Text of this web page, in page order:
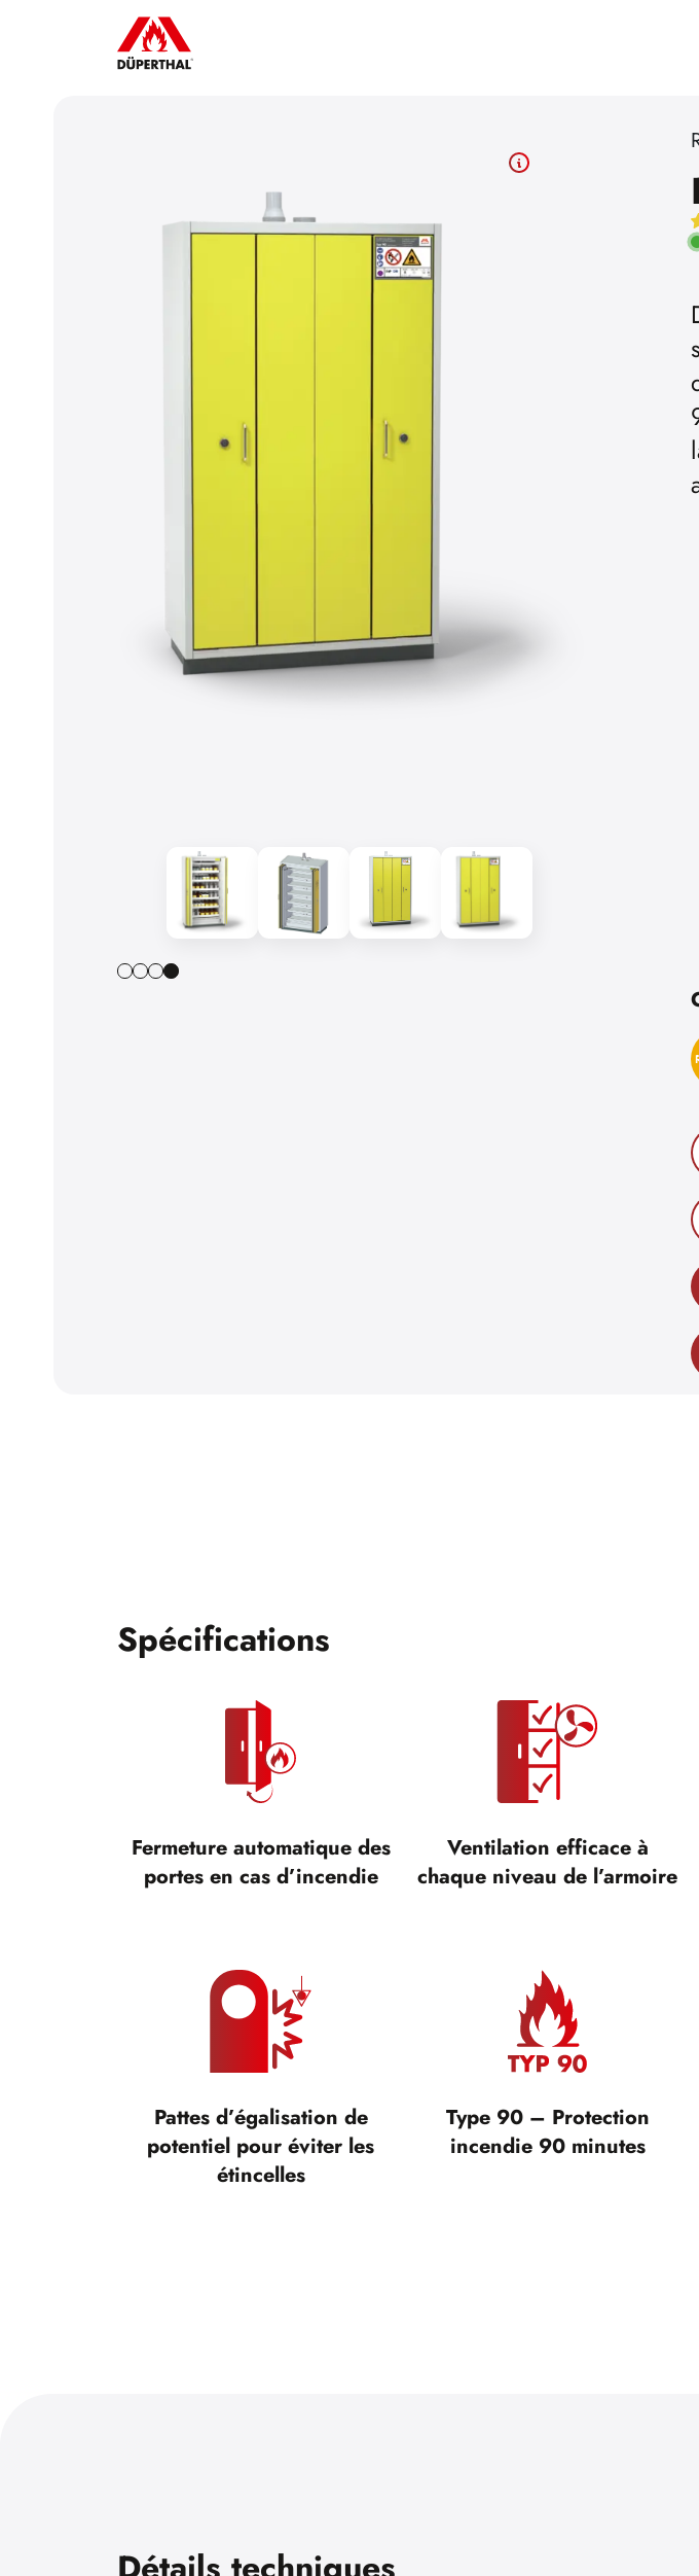
Spécifications
Fermeture automatique des
portes en cas d’incendie
Ventilation efficace à
chaque niveau de l’armoire
Pattes d’égalisation de
potentiel pour éviter les
étincelles
Type 90 – Protection
incendie 90 minutes